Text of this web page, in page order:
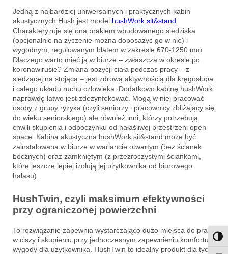
Jedną z najbardziej uniwersalnych i praktycznych kabin
akustycznych Hush jest model hushWork.sit&stand
Charakteryzuje się ona brakiem wbudowanego siedziska
(opcjonalnie na życzenie można doposażyć go w nie) i
wygodnym, regulowanym blatem w zakresie 670-1250 mm.
Dlaczego warto mieć ją w biurze – zwłaszcza w okresie po
koronawirusie? Zmiana pozycji ciała podczas pracy – z
siedzącej na stojącą – jest zdrową aktywnością dla kręgosłupa
i całego układu ruchu człowieka. Dodatkowo kabinę hushWork
naprawdę łatwo jest zdezynfekować. Mogą w niej pracować
osoby z grupy ryzyka (czyli seniorzy i pracownicy zbliżający się
do wieku seniorskiego) ale również inni, którzy potrzebują
chwili skupienia i odpoczynku od hałaśliwej przestrzeni open
space. Kabina akustyczna hushWork.sit&stand może być
zainstalowana w biurze w wariancie otwartym (bez ścianek
bocznych) oraz zamkniętym (z przezroczystymi ściankami,
które jeszcze lepiej izolują jej użytkownika od biurowego
hałasu).
HushTwin, czyli maksimum efektywności
przy ograniczonej powierzchni
To rozwiązanie zapewnia wystarczająco dużo miejsca do pracy
w ciszy i skupieniu przy jednoczesnym zapewnieniu komfortu i
wygody dla użytkownika. HushTwin to idealny produkt dla tych